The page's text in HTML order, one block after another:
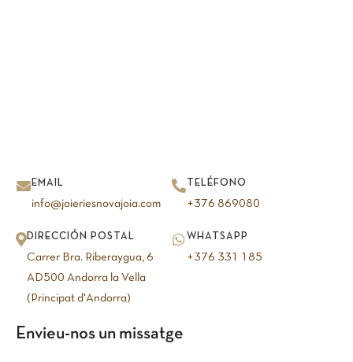
EMAIL
info@joieriesnovajoia.com
TELÉFONO
+376 869080
DIRECCIÓN POSTAL
Carrer Bra. Riberaygua, 6
AD500 Andorra la Vella
(Principat d'Andorra)
WHATSAPP
+376 331 185
Envieu-nos un missatge